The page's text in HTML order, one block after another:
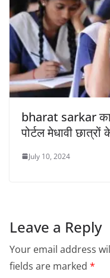
bharat sarkar
पोर्टल मेधावी
July 10, 2024
Leave a Reply
Your email address
fields are marked *